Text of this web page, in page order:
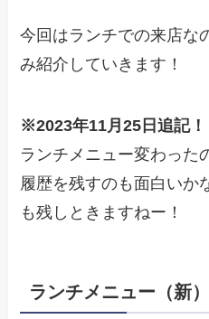
今回はランチでの来店な
み紹介していきます！
※2023年11月25日追記！
ランチメニュー変わった
履歴を残すのも面白いか
も残しときますねー！
ランチメニュー（新）